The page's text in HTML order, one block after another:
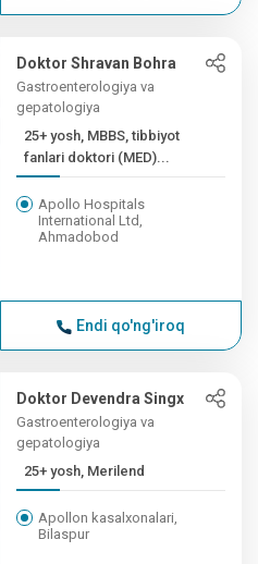
Doktor Shravan Bohra
Gastroenterologiya va
gepatologiya
25+ yosh, MBBS, tibbiyot
fanlari doktori (MED)...
Apollo Hospitals
International Ltd,
Ahmadobod
Endi qo'ng'iroq
Doktor Devendra Singx
Gastroenterologiya va
gepatologiya
25+ yosh, Merilend
Apollon kasalxonalari,
Bilaspur